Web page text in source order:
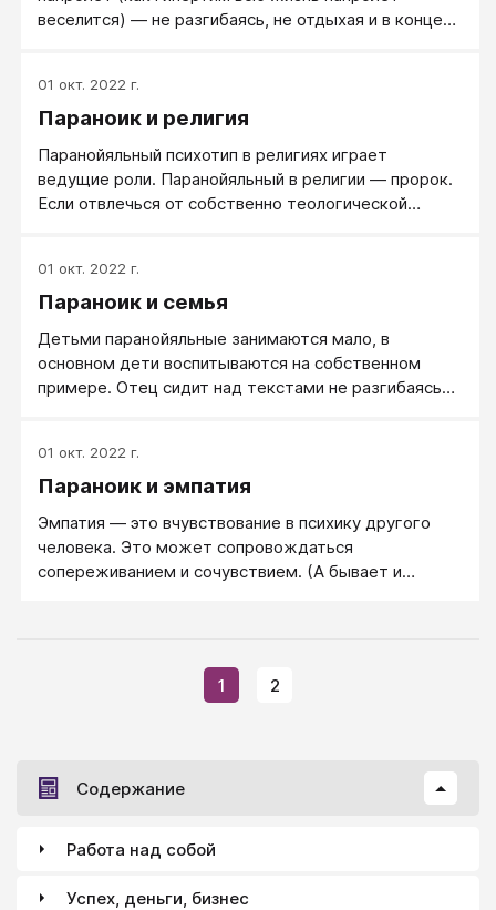
ради своего порядка нарушить порядок, введенный
кем-то до него.
веселится) — не разгибаясь, не отдыхая и в конце
опаздывает на деловые мероприятия, если еще не
завоевал авторитет. Но если он уже «на коне», то
01 окт. 2022 г.
Параноик и религия
Паранойяльный психотип в религиях играет
ведущие роли. Паранойяльный в религии — пророк.
Если отвлечься от собственно теологической
личности паранойяльные. Во всех евангелиях, во
всех фильмах об Иисусе Христе это хорошо
01 окт. 2022 г.
Параноик и семья
Детьми паранойяльные занимаются мало, в
основном дети воспитываются на собственном
примере. Отец сидит над текстами не разгибаясь
вовлекается в него. Но специально проверять
дневники, ходить на родительские собрания, решать
увольте.
01 окт. 2022 г.
Параноик и эмпатия
Эмпатия — это вчувствование в психику другого
человека. Это может сопровождаться
сопереживанием и сочувствием. (А бывает и
1 2
Содержание
Работа над собой
Успех, деньги, бизнес